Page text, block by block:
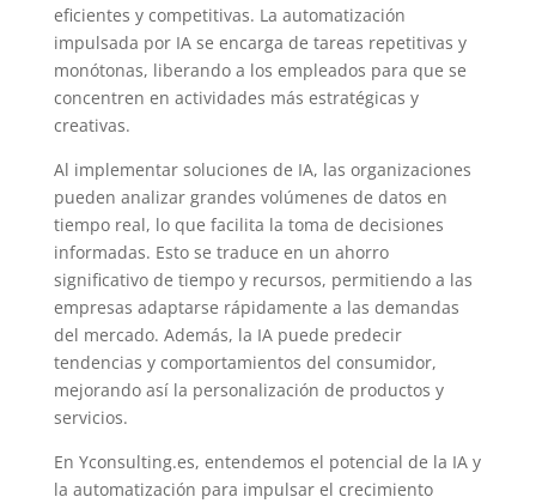
eficientes y competitivas. La automatización
impulsada por IA se encarga de tareas repetitivas y
monótonas, liberando a los empleados para que se
concentren en actividades más estratégicas y
creativas.
Al implementar soluciones de IA, las organizaciones
pueden analizar grandes volúmenes de datos en
tiempo real, lo que facilita la toma de decisiones
informadas. Esto se traduce en un ahorro
significativo de tiempo y recursos, permitiendo a las
empresas adaptarse rápidamente a las demandas
del mercado. Además, la IA puede predecir
tendencias y comportamientos del consumidor,
mejorando así la personalización de productos y
servicios.
En Yconsulting.es, entendemos el potencial de la IA y
la automatización para impulsar el crecimiento